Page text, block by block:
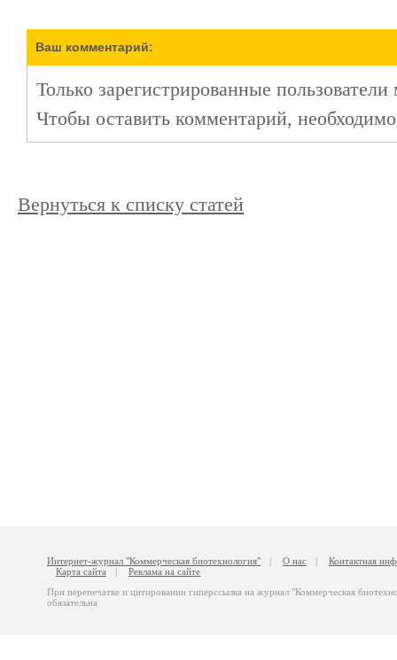
Ваш комментарий:
Только зарегистрированные
Чтобы оставить комментарий,
Вернуться к списку статей
Интернет-журнал "Коммерческая биотехнология" | О нас |
Контактная
Карта сайта
|
Реклама на сайте
При перепечатке и цитировании гиперссылка на журнал "Коммерческая
обязательна